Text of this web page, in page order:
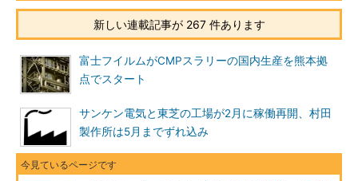
新しい連載記事が 267 件あります
富士フイルムがCMPスラリーの国内生産を熊本拠
点でスタート
サンケン電気と東芝の工場が2月に稼働再開、村田
製作所は5月までずれ込み